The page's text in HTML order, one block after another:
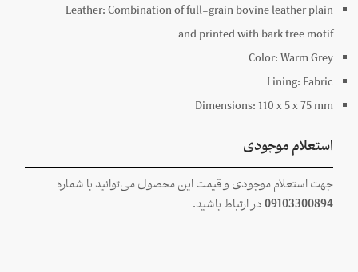
Leather:Combination of full-grain bovine leather plain
and printed with bark tree motif
Color:Warm Grey
Lining: Fabric
Dimensions:110 x5 x75mm
استعلام موجودی
جهت استعلام موجودی و قیمت این محصول می‌توانید با شماره
09103300894در ارتباط باشید.